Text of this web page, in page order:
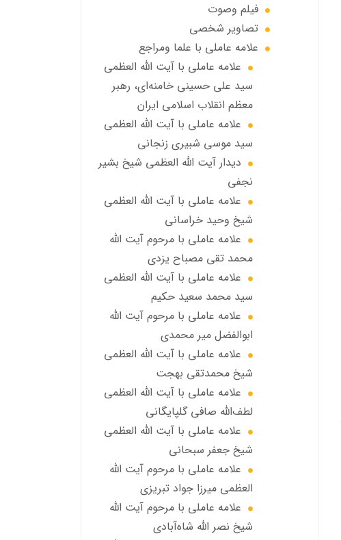
فیلم وصوت
تصاویر شخصی
علامه عاملي با علما ومراجع
علامه عاملي با آیت الله العظمی
سید علی حسینی خامنه‌ای، رهبر
معظم انقلاب اسلامی ایران
علامه عاملي با آيت الله العظمى
سید موسی شبيري زنجاني
ديدار آيت الله العظمى شيخ بشير
نجفي
علامه عاملی با آيت الله العظمى
شيخ وحيد خراساني
علامه عاملی با مرحوم آيت الله
محمد تقي مصباح يزدي
علامه عاملي با آیت الله العظمی
سید محمد سعید حکیم
علامه عاملي با مرحوم آیت الله
ابوالفضل مير محمدي
علامه عاملی با آيت الله العظمى
شيخ محمدتقی بهجت
علامه عاملي با آیت الله العظمی
لطف‌الله صافی گلپایگانی
علامه عاملی با آيت الله العظمى
شيخ جعفر سبحاني
علامه عاملی با مرحوم آيت الله
العظمى ميرزا جواد تبريزي
علامه عاملی با مرحوم آيت الله
شيخ نصر الله شاه‌آبادي